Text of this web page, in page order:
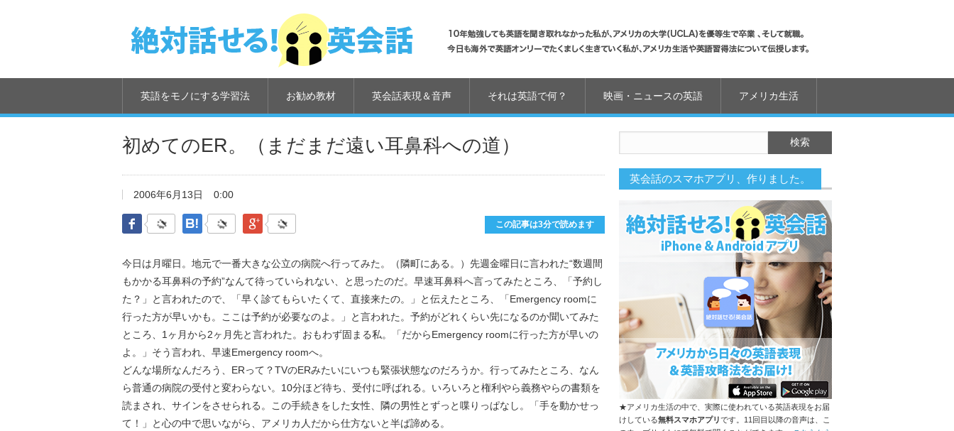
英語をモノにする学習法 お勧め教材 英会話表現＆音声 それは英語で何？ 映画・ニュースの英語 アメリカ生活
初めてのER。（まだまだ遠い耳鼻科への道）
2006年6月13日 0:00
Facebook はてなブックマークGoogle Plus この記事は3分で読めます
今日は月曜日。地元で一番大きな公立の病院へ行ってみた。（隣町にある。）先週金曜日に言われた“数週間
もかかる耳鼻科の予約”なんて待っていられない、と思ったのだ。早速耳鼻科へ言ってみたところ、「予約し
た？」と言われたので、「早く診てもらいたくて、直接来たの。」と伝えたところ、「Emergency roomに
行った方が早いかも。ここは予約が必要なのよ。」と言われた。予約がどれくらい先になるのか聞いてみた
ところ、1ヶ月から2ヶ月先と言われた。おもわず固まる私。「だからEmergency roomに行った方が早いの
よ。」そう言われ、早速Emergency roomへ。
どんな場所なんだろう、ERって？TVのERみたいにいつも緊張状態なのだろうか。行ってみたところ、なん
ら普通の病院の受付と変わらない。10分ほど待ち、受付に呼ばれる。いろいろと権利やら義務やらの書類を
読まされ、サインをさせられる。この手続きをした女性、隣の男性とずっと喋りっぱなし。「手を動かせっ
て！」と心の中で思いながら、アメリカ人だから仕方ないと半ば諦める。
英会話のスマホアプリ、作りました。
★アメリカ生活の中で、実際に使われている英語表現をお届
けしている無料スマホアプリです。11回目以降の音声は、こ